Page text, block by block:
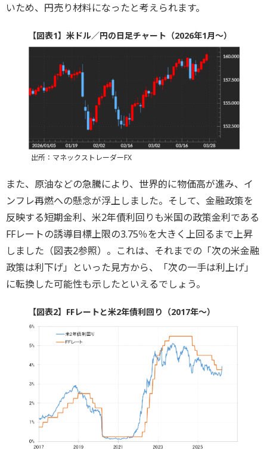
いため、円売り材料になったと考えられます。
【図表1】米ドル／円の日足チャート（2026年1月～）
出所：マネックストレーダーFX
また、原油などの急騰により、世界的に物価高が進み、イ
ンフレ再燃への懸念が浮上しました。そして、金融政策を
反映する短期金利、米2年債利回りも米国の政策金利である
FFレートの誘導目標上限の3.75％を大きく上回るまで上昇
しました（図表2参照）。これは、それまでの「次の米金融
政策は利下げ」といった見方から、「次の一手は利上げ」
に転換した可能性も示したといえるでしょう。
【図表2】FFレートと米2年債利回り（2017年～）